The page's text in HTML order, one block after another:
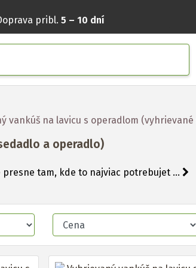
pribl. 5 – 10 dní
vankúš na lavicu s operadlom
a operadlo)
tam, kde to najviac potrebujet ...